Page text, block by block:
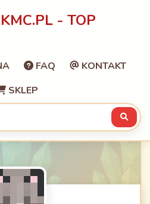
- TOP
FAQ
KONTAKT
SKLEP